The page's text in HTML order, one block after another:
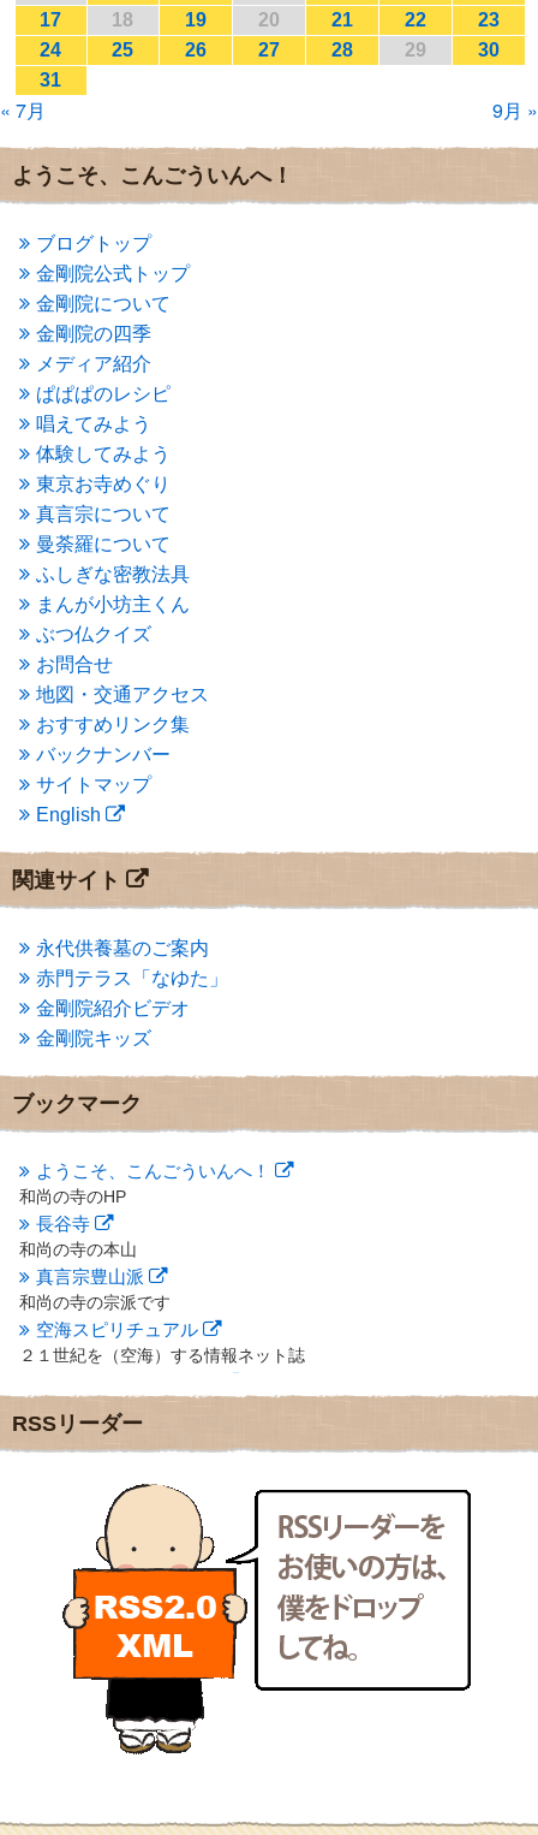
2017年1月(2)
2016年12月(4)
2016年11月(3)
2016年10月
2016年9月
2016年6月
(2)
2016年5月(3)
2016年4月
(4)
2016年3月(4)
2016年2月(5)
2016年1月(3)
2015年12月(6)
2015年11月(4)
2015年10月
(4)
2015年9月
(3)
2015年8月(4)
2015年7月(4)
2015年6月(3)
2015年5月(1)
2015年4月(1)
(3)
2015年2月(3)
2015年1月(1)
2014年12月 (2)
2014年9月
2014年5月(1)
2014年4月 (4)
2014年1月 (1)
2013年11月(4)
2013年10月 (2)
2013年9月(4)
2013年7月
(7)
2013年6月 (6)
2013年5月(13)
2013年4月(1)
2013年3月
(4)
2013年2月(6)
2013年1月(6)
2012年12月(7)
2012年10月(5)
2012年9月
(8)
2012年7月
(10)
2012年6月(14)
2012年5月
2012年4月(16)
2012年3月 (17)
2012年2月(20)
2012年1月(25)
2011年12月(22)
2011年11月(28)
2011年10月(31)
2011年9月(24)
2011年8月(21)
2011年6月(13)
2011年5月
2011年4月
(17)
2011年3月(15)
2011年2月(22)
2011年1月(22)
2010年12月(21)
2010年11月
(14)
2010年9月(16)
(13)
2010年5月(22)
17 18 19 20 21 22
23
24
25 26 27 28 29
30
31
« 7月 9月 »
ようこそ、こんごういんへ！
ブログトップ
金剛院公式トップ
金剛院について
金剛院の四季
メディア紹介
ぱぱぱのレシピ
唱えてみよう
体験してみよう
東京お寺めぐり
真言宗について
曼荼羅について
ふしぎな密教法具
まんが小坊主くん
ぶつ仏クイズ
お問合せ
地図・交通アクセス
おすすめリンク集
バックナンバー
サイトマップ
English
関連サイト
永代供養墓のご案内
赤門テラス「なゆた」
金剛院紹介ビデオ
金剛院キッズ
ブックマーク
ようこそ、こんごういんへ！
和尚の寺のHP
長谷寺
和尚の寺の本山
真言宗豊山派
和尚の寺の宗派です
空海スピリチュアル
２１世紀を（空海）する情報ネット誌
地域のライターさんです
小豆島 圓満寺
新聞屋の道具箱
新聞社で使われる用語の解説など
makotoさんの御符内巡礼記
東京の巡礼記です
POLYHEDON
いろいろなことが書いてあるよ
bunchan
あちこち行って！
目白鍼灸院
日本人の繊細な体質にあわせた、やさしく気持ちよい鍼灸治療で
ほうげん日記
RSSリーダー